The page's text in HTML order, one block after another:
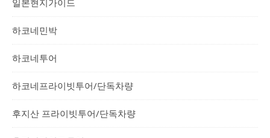
일본현지가이드
하코네민박
하코네투어
하코네프라이빗투어/단독차량
후지산 프라이빗투어/단독차량